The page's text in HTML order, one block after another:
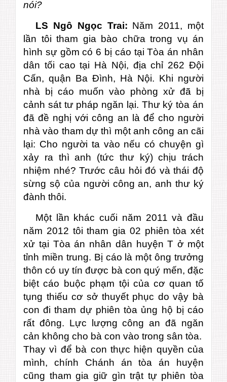
nói?
LS Ngô Ngọc Trai: Năm 2011, một
lần tôi tham gia bào chữa trong vụ án
hình sự gồm có 6 bị cáo tại Tòa án nhân
dân tối cao tại Hà Nội, địa chỉ 262 Đội
Cấn, quận Ba Đình, Hà Nội. Khi người
nhà bị cáo muốn vào phòng xử đã bị
cảnh sát tư pháp ngăn lại. Thư ký tòa án
đã đề nghị với công an là để cho người
nhà vào tham dự thì một anh công an cãi
lại: Cho người ta vào nếu có chuyện gì
xảy ra thì anh (tức thư ký) chịu trách
nhiệm nhé? Trước câu hỏi đó và thái độ
sừng sộ của người công an, anh thư ký
đành thôi.
Một lần khác cuối năm 2011 và đầu
năm 2012 tôi tham gia 02 phiên tòa xét
xử tại Tòa án nhân dân huyện T ở một
tỉnh miền trung. Bị cáo là một ông trưởng
thôn có uy tín được bà con quý mến, đặc
biệt cáo buộc phạm tội của cơ quan tố
tụng thiếu cơ sở thuyết phục do vậy bà
con đi tham dự phiên tòa ủng hộ bị cáo
rất đông. Lực lượng công an đã ngăn
cản không cho bà con vào trong sân tòa.
Thay vì để bà con thực hiện quyền của
mình, chính Chánh án tòa án huyện
cũng tham gia giữ gìn trật tự phiên tòa